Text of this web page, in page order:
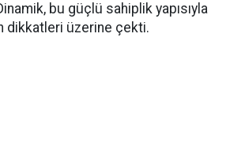
bu güçlü sahiplik yapısıyla
dikkatleri üzerine çekti.